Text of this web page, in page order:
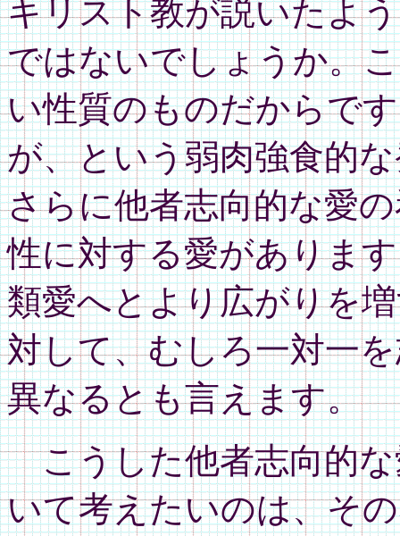
キリスト教が説いたよ
ではないでしょうか。
い性質のものだからで
が、という弱肉強食的
さらに他者志向的な愛
性に対する愛がありま
類愛へとより広がりを
対して、むしろ一対一
異なるとも言えます。
こうした他者志向的な
いて考えたいのは、そ